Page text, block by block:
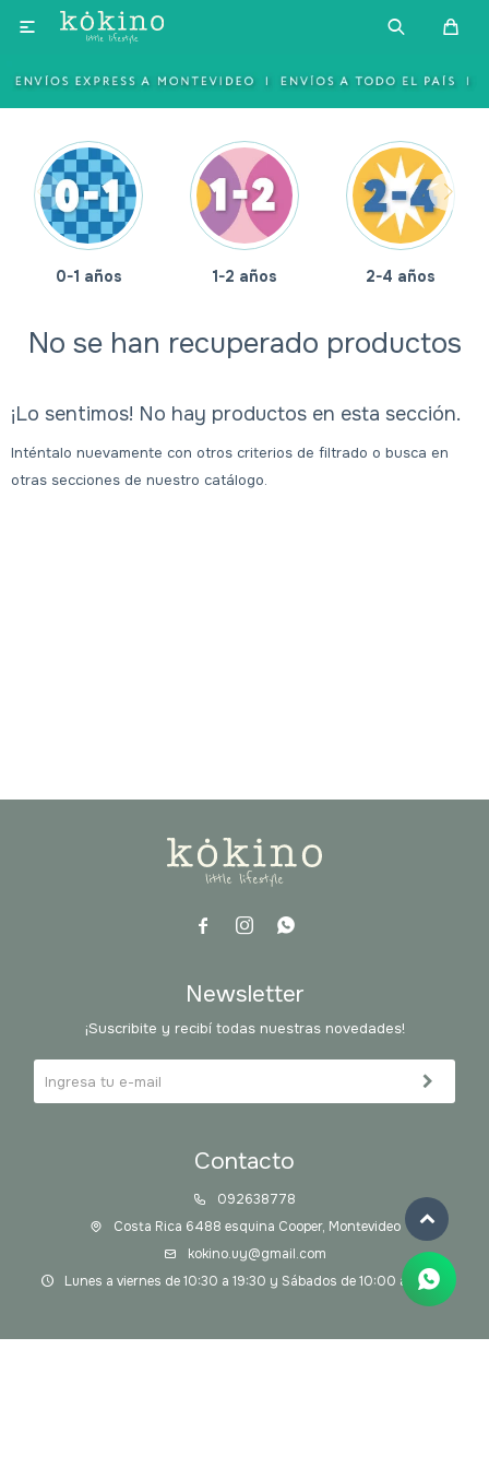

0-1 años 1-2 años 2-4 años
No se han recuperado productos
¡Lo sentimos! No hay productos en esta sección.
Inténtalo nuevamente con otros criterios de filtrado o busca en
otras secciones de nuestro catálogo.
  
Contacto
092638778
Costa Rica 6488 esquina Cooper, Montevideo
kokino.uy@gmail.com
Lunes a viernes de 10:30 a 19:30 y Sábados de 10:00 a 14:00
Newsletter
¡Suscribite y recibí todas nuestras novedades!